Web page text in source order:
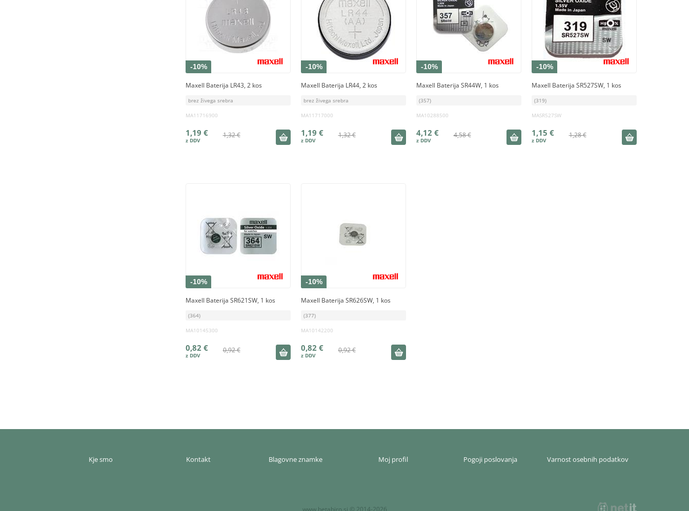
-10%
Maxell Baterija LR43, 2 kos
brez živega srebra
MA11716900
1,32 €
1,19 €
-10%
Maxell Baterija LR44, 2 kos
brez živega srebra
MA11717000
1,32 €
1,19 €
-10%
Maxell Baterija SR44W, 1 kos
(357)
MA10288500
4,58 €
4,12 €
-10%
Maxell Baterija SR527SW, 1 kos
(319)
MASR527SW
1,28 €
1,15 €
-10%
Maxell Baterija SR621SW, 1 kos
(364)
MA10145300
0,92 €
0,82 €
-10%
Maxell Baterija SR626SW, 1 kos
(377)
MA10142200
0,92 €
0,82 €
Kje smo Kontakt Blagovne znamke Moj profil Pogoji poslovanja Varnost osebnih podatkov
www.betabiro.si © 2014-2026